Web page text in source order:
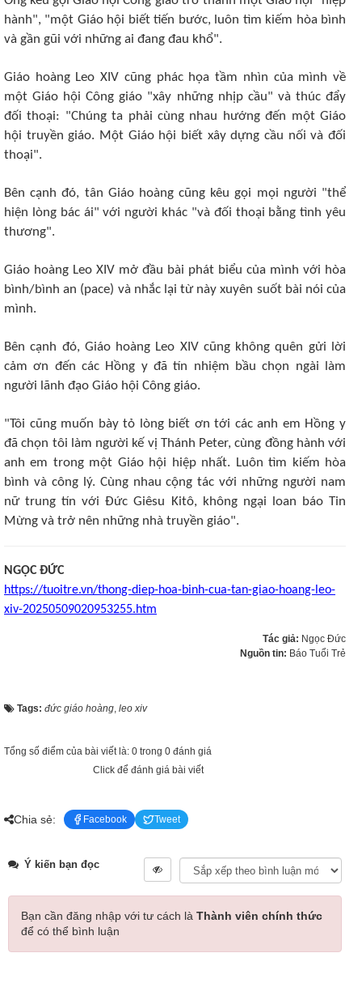
hành", "một Giáo hội biết tiến bước, luôn tìm kiếm hòa bình
và gần gũi với những ai đang đau khổ".
Giáo hoàng Leo XIV cũng phác họa tầm nhìn của mình về
một Giáo hội Công giáo "xây những nhịp cầu" và thúc đẩy
đối thoại: "Chúng ta phải cùng nhau hướng đến một Giáo
hội truyền giáo. Một Giáo hội biết xây dựng cầu nối và đối
thoại".
Bên cạnh đó, tân Giáo hoàng cũng kêu gọi mọi người "thể
hiện lòng bác ái" với người khác "và đối thoại bằng tình yêu
thương".
Giáo hoàng Leo XIV mở đầu bài phát biểu của mình với hòa
bình/bình an (pace) và nhắc lại từ này xuyên suốt bài nói của
mình.
Bên cạnh đó, Giáo hoàng Leo XIV cũng không quên gửi lời
cảm ơn đến các Hồng y đã tín nhiệm bầu chọn ngài làm
người lãnh đạo Giáo hội Công giáo.
"Tôi cũng muốn bày tỏ lòng biết ơn tới các anh em Hồng y
đã chọn tôi làm người kế vị Thánh Peter, cùng đồng hành với
anh em trong một Giáo hội hiệp nhất. Luôn tìm kiếm hòa
bình và công lý. Cùng nhau cộng tác với những người nam
nữ trung tín với Đức Giêsu Kitô, không ngại loan báo Tin
Mừng và trở nên những nhà truyền giáo".
NGỌC ĐỨC
https://tuoitre.vn/thong-diep-hoa-binh-cua-tan-giao-hoang-leo-
xiv-20250509020953255.htm
Tác giả: Ngọc Đức
Nguồn tin: Báo Tuổi Trẻ
Tags: đức giáo hoàng, leo xiv
Tổng số điểm của bài viết là: 0 trong 0 đánh giá
Click để đánh giá bài viết
Chia sẻ: Facebook Tweet
Ý kiến bạn đọc
Bạn cần đăng nhập với tư cách là Thành viên chính thức
để có thể bình luận